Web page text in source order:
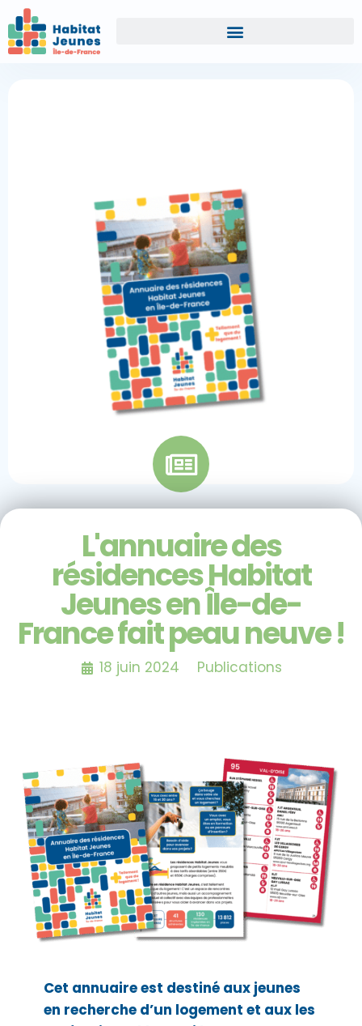
L'annuaire des
résidences Habitat
Jeunes en Île-de-
France fait peau neuve !
18 juin 2024 Publications
Cet annuaire est destiné aux jeunes
en recherche d’un logement et aux les